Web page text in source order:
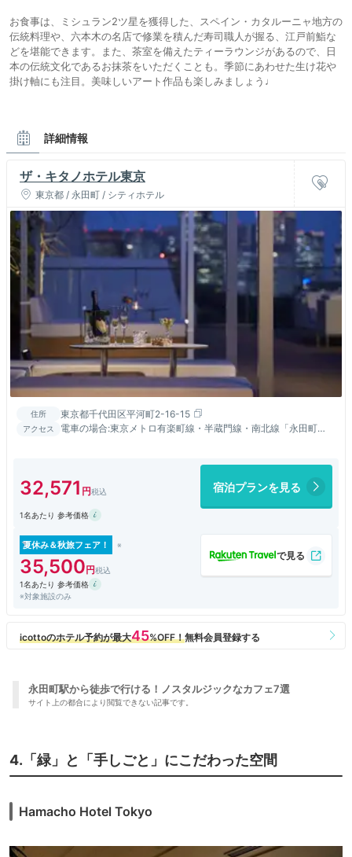
お食事は、ミシュラン2ツ星を獲得した、スペイン・カタルーニャ地方の
伝統料理や、六本木の名店で修業を積んだ寿司職人が握る、江戸前鮨な
どを堪能できます。また、茶室を備えたティーラウンジがあるので、日
本の伝統文化であるお抹茶をいただくことも。季節にあわせた生け花や
掛け軸にも注目。美味しいアート作品も楽しみましょう♩
詳細情報
ザ・キタノホテル東京
東京都 / 永田町 / シティホテル
住所 東京都千代田区平河町2-16-15
アクセス
電車の場合:東京メトロ有楽町線・半蔵門線・南北線「永田町
32,571 宿泊プランを見る
1名あたり 参考価格
夏休み＆秋旅フェア！
35,500
1名あたり 参考価格
※対象施設のみ
永田町駅から徒歩で行ける！ノスタルジックなカフェ7選
サイト上の都合により閲覧できない記事です。
4.「緑」と「手しごと」にこだわった空間
Hamacho Hotel Tokyo